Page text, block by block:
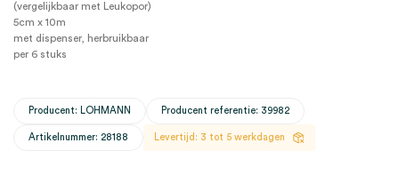
(vergelijkbaar met Leukopor)
5cm x 10m
met dispenser, herbruikbaar
per 6 stuks
Producent: LOHMANN Producent referentie: 39982
Artikelnummer: 28188 Levertijd: 3 tot 5 werkdagen